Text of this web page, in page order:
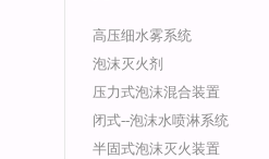
高压细水雾系统
泡沫灭火剂
压力式泡沫混合装置
闭式--泡沫水喷淋系统
半固式泡沫灭火装置